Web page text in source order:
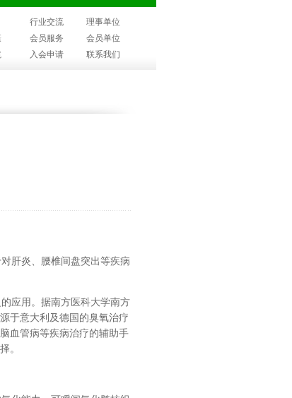
行业交流
理事单位
会员服务
会员单位
入会申请 联系我们
肝炎、腰椎间盘突出等疾病
应用。据南方医科大学南方
于意大利及德国的臭氧治疗
血管病等疾病治疗的辅助手
。